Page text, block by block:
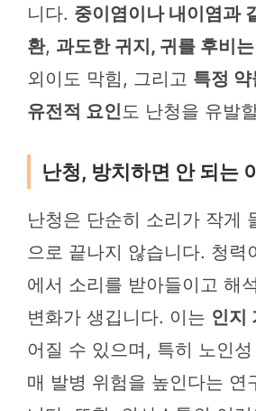
니다. 중이염이나 내이염과
환, 과도한 귀지, 귀를 후비
외이도 막힘, 그리고 특정
유전적 요인 도 난청을 유발
난청, 방치하면 안 되는
난청은 단순히 소리가 작게
으로 끝나지 않습니다. 청력
에서 소리를 받아들이고 해
변화가 생깁니다. 이는 인지
어질 수 있으며, 특히 노인
매 발병 위험을 높인다는 연